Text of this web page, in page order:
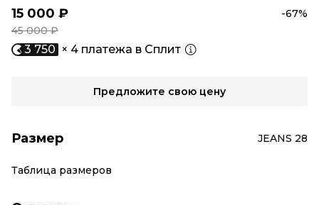
15 000 ₽
-67%
45 000 ₽
3 750 × 4 платежа в Сплит
Предложите свою цену
Размер JEANS 28
Таблица размеров